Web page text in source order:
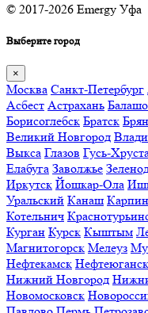
© 2017-2026 Emergy Уфа
Выберите город
×
Москва Санкт-Петербург
Асбест Астрахань
Борисоглебск Братск
Великий Новгород
Выкса Глазов Гусь-
Елабуга Заволжье
Иркутск Йошкар-Ола
Уральский Канаш
Котельнич
Курган Курск Кыштым
Магнитогорск Мелеуз
Нефтекамск Нефтеюганск
Нижний Новгород
Новомосковск